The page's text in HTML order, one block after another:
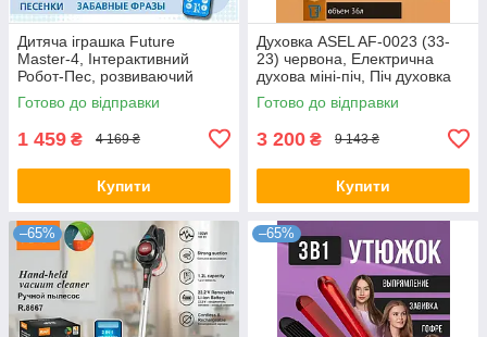
Дитяча іграшка Future
Master-4, Інтерактивний
Робот-Пес, розвиваючий
Друг, що говорить, для Дітей
Готово до відправки
1 459 ₴ 4 169 ₴
Купити
Духовка ASEL AF-0023 (33-
23) червона, Електрична
духова міні-піч, Піч духовка
електрична, Піч духовка
електрична
Готово до відправки
3 200 ₴ 9 143 ₴
Купити
–65% –65%